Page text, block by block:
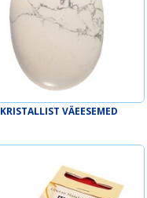
KRISTALLIST VÄEESEMED